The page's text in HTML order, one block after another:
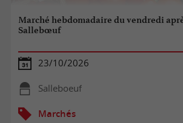
Marché hebdomadaire du vendredi
Sallebœuf
23/10/2026
Salleboeuf
Marchés